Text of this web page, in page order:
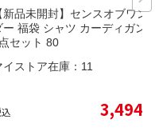
新品未開封】センスオブワン
ー 福袋 シャツ カーディガン
セット 80
イストア在庫： 11
3,494